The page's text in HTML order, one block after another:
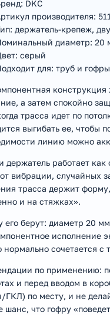
DKC
производителя:
держатель-крепеж,
диаметр: 20
серый
для: труб и
а затем спокойно
трасса идет по
выгибать ее, чтобы
линию можно
держатель работает
от вибрации, случайных
трасса держит
и на стяжках».
его берут: диаметр 20
исполнение
нормально сочетается с
по применению:
и перед вводом в
ГКЛ) по месту, и не
шанс, что гофру